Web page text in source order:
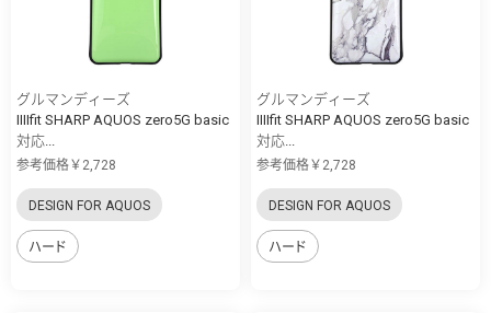
グルマンディーズ
IIIIfit SHARP AQUOS zero5G basic
対応...
参考価格￥2,728
DESIGN FOR AQUOS
ハード
グルマンディーズ
IIIIfit SHARP AQUOS zero5G basic
対応...
参考価格￥2,728
DESIGN FOR AQUOS
ハード